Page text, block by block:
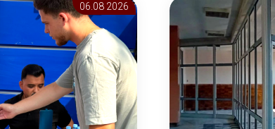
06.08 2026